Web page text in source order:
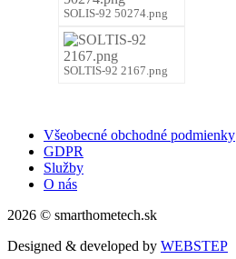
SOLIS-92 50274.png
SOLTIS-92 2167.png
Všeobecné obchodné podmienky
GDPR
Služby
O nás
2026 © smarthometech.sk
Designed & developed by WEBSTEP